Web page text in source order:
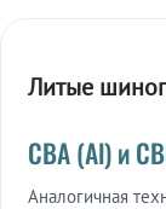
Литые
СВА (Al) и
Аналогичная